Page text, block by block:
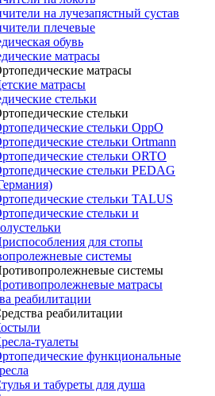
на лучезапястный сустав
плечевые
обувь
матрасы
матрасы
матрасы
стельки
стельки
стельки OppO
стельки Ortmann
стельки ORTO
стельки PEDAG
стельки TALUS
стельки и
для стопы
системы
системы
матрасы
реабилитации
реабилитации
туалеты
функциональные
и табуреты для душа